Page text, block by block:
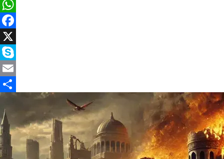
WhatsApp
Facebook
X
Skype
Email
Partajează